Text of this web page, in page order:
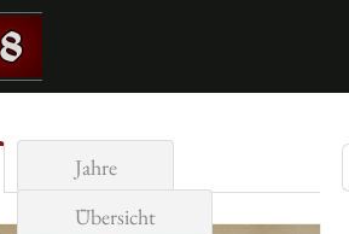
Jahre
Übersicht